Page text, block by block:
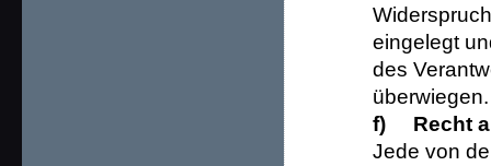
eingelegt
des
überwiegen.
f) Recht
Jede von